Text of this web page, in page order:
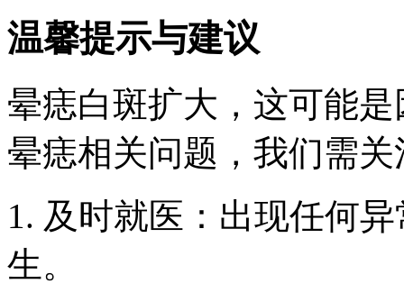
温馨提示与建议
晕痣白斑扩大，这可能
晕痣相关问题，我们需
1. 及时就医：出现任何
生。